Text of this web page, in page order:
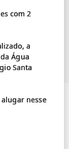
com 2
a
Água
Santa
nesse